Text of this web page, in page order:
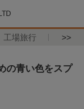
工場旅行 >>
の青い色をスプ